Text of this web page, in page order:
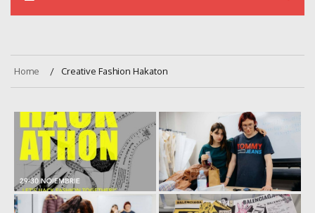
Home Creative Fashion Hakaton